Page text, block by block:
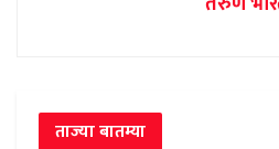
ताज्या बातम्या